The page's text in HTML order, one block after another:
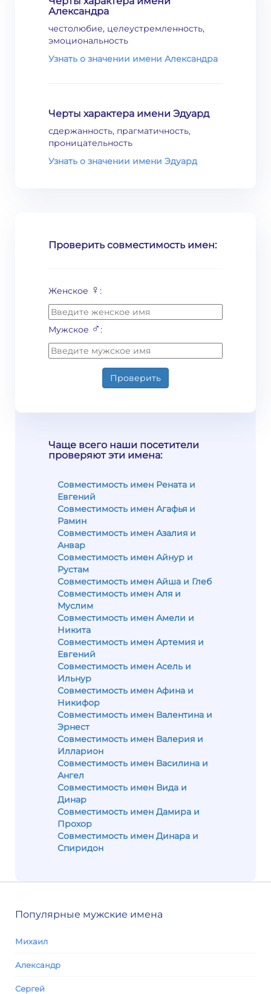
Александра
честолюбие, целеустремленность,
эмоциональность
Узнать о значении имени Александра
Черты характера имени Эдуард
сдержанность, прагматичность,
проницательность
Узнать о значении имени Эдуард
Проверить совместимость имен:
Женское ♀ :
Мужское ♂:
Проверить
Чаще всего наши посетители
проверяют эти имена:
Совместимость имен Рената и
Евгений
Совместимость имен Агафья и
Рамин
Совместимость имен Азалия и
Анвар
Совместимость имен Айнур и
Рустам
Совместимость имен Айша и Глеб
Совместимость имен Аля и
Муслим
Совместимость имен Амели и
Никита
Совместимость имен Артемия и
Евгений
Совместимость имен Асель и
Ильнур
Совместимость имен Афина и
Никифор
Совместимость имен Валентина и
Эрнест
Совместимость имен Валерия и
Илларион
Совместимость имен Василина и
Ангел
Совместимость имен Вида и
Динар
Совместимость имен Дамира и
Прохор
Совместимость имен Динара и
Спиридон
Популярные мужские имена
Михаил
Александр
Сергей